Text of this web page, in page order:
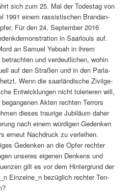
sich zum 25. Mal der Todestag von
1991 einem ras­sis­tis­chen Bran­dan­
Für den 24. Sep­tem­ber 2016
in Saar­louis auf.
an Samuel Yeboah in ihrem
und verdeut­lichen, wohin
auf den Straßen und in den Par­la­
Wenn die saar­ländis­che Zivilge­
Entwick­lun­gen nicht tolerieren will,
Akten recht­en Ter­rors
dieses trau­rige Jubiläum daher
nach einem würdi­gen Gedenken
erneut Nach­druck zu ver­lei­hen.
Gedenken an die Opfer rechter
unseres eige­nen Denkens und
gilt es vor dem Hin­ter­grund der
Einzelne_n bezüglich rechter Ten­